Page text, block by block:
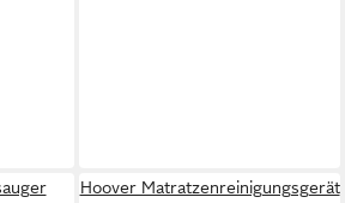
Hoover Matratzenreinigungsgerät